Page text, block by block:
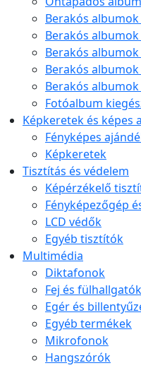
Berakós albumok
Berakós albumok
Berakós albumok
Berakós albumok
Berakós
Fotóalbum
Képkeretek és képes
Fényképes
Képkeretek
Tisztítás és védelem
Képérzékelő
Fényképezőgép
LCD védők
Egyéb tisztítók
Multimédia
Diktafonok
Fej és fülhallgatók
Egér és
Egyéb termékek
Mikrofonok
Hangszórók